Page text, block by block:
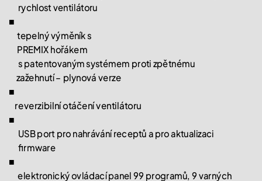
rychlost ventilátoru
■
tepelný výměník s
PREMIX hořákem
s patentovaným systémem proti zpětnému
zažehnutí – plynová verze
■
reverzibilní otáčení ventilátoru
■
USB port pro nahrávání receptů a pro aktualizaci
firmware
■
elektronický ovládací panel 99 programů, 9 varných